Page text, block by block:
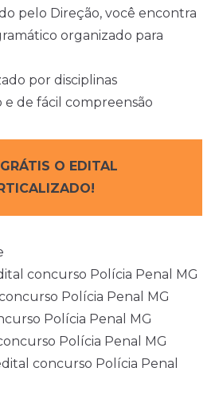
pelo Direção, você encontra
organizado para
por disciplinas
de fácil compreensão
O EDITAL
concurso Polícia Penal MG
Polícia Penal MG
Polícia Penal MG
Polícia Penal MG
concurso Polícia Penal